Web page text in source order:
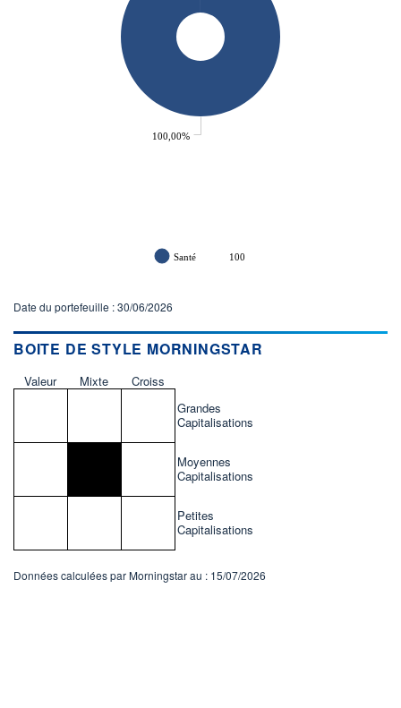
100,00%
Santé 100
Date du portefeuille : 30/06/2026
BOITE DE STYLE MORNINGSTAR
Valeur Mixte
Croiss
Grandes
Capitalisations
Moyennes
Capitalisations
Petites
Capitalisations
Données calculées par Morningstar au : 15/07/2026